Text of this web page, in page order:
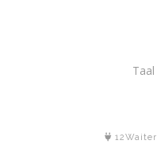
Taal
12Waiter